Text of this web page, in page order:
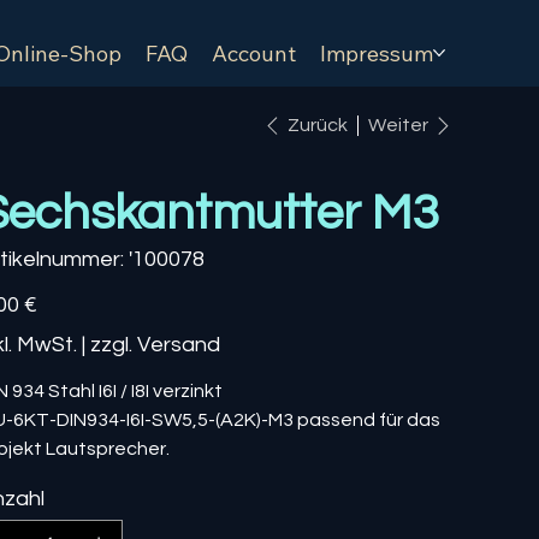
Shop FAQ Account Impressum
Zurück Weiter
M3
Artikelnummer:
'100078
'100078
€
MwSt. | zzgl. Versand
934 Stahl I6I / I8I verzinkt
6KT-DIN934-I6I-SW5,5-(A2K)-M3 passend für das
Lautsprecher.